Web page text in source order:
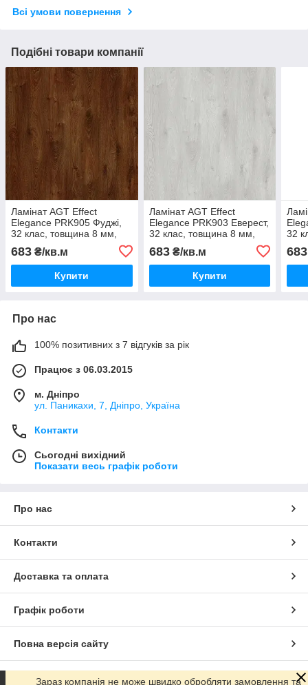
Всі умови повернення
Подібні товари компанії
Ламінат AGT Effect
Elegance PRK905 Фуджі,
32 клас, товщина 8 мм,
683 ₴/кв.м
Купити
Ламінат AGT Effect
Elegance PRK903 Еверест,
32 клас, товщина 8 мм,
683₴/кв.м
Купити
32
683
Про нас
100% позитивних з 7 відгуків за рік
Працює з 06.03.2015
м. Дніпро
ул. Паникахи, 7, Дніпро, Україна
Контакти
Сьогодні вихідний
Показати весь графік роботи
Про нас
Контакти
Доставка та оплата
Графік роботи
Повна версія сайту
Сайт створено на маркетплейсі Prom.ua
Зараз компанія не може швидко обробляти замовлення та